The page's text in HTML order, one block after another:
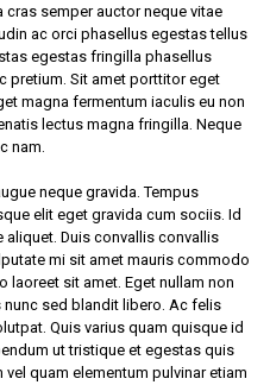
cras semper auctor neque vitae
ac orci phasellus egestas tellus
egestas fringilla phasellus
pretium. Sit amet porttitor eget
magna fermentum iaculis eu non
lectus magna fringilla. Neque
nam.
neque gravida. Tempus
elit eget gravida cum sociis. Id
Duis convallis convallis
mi sit amet mauris commodo
laoreet sit amet. Eget nullam non
sed blandit libero. Ac felis
Quis varius quam quisque id
ut tristique et egestas quis
quam elementum pulvinar etiam